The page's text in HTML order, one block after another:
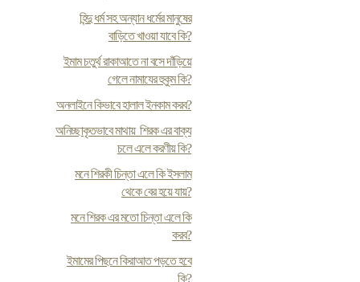
হিন্দু ধর্ম সহ অন্যান ধর্মের মানুষের
বাড়িতে খাওয়া যাবে কি?
ইমাম চতুর্থ রাকাআতে না বসে দাঁড়িয়ে
গেলে নামাযের হুকুম কি?
অনলাইনে কিভাবে হালাল ইনকাম করব?
অনিচ্ছাকৃতভাবে মাথায় শিরক এর বাক্য
চলে এলে করণীয় কি?
মনে শিরকী চিন্তা এলে কি ইসলাম
থেকে বের হয়ে যায়?
মনে শিরক এর মতো চিন্তা এলে কি
করব?
ইমামের পিছনে কিরাআত পড়তে হবে
কি?